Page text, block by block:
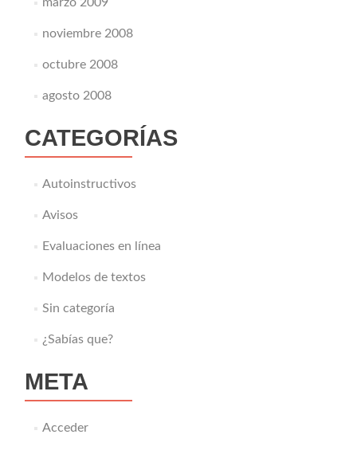
marzo 2009
noviembre 2008
octubre 2008
agosto 2008
CATEGORÍAS
Autoinstructivos
Avisos
Evaluaciones en línea
Modelos de textos
Sin categoría
¿Sabías que?
META
Acceder